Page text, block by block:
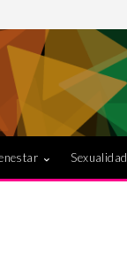
Sexualidad